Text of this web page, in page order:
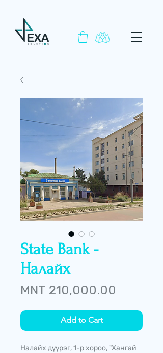
State Bank -
Налайх
MNT 210,000.00
Add to Cart
Налайх дүүрэг, 1-р хороо, "Хангай